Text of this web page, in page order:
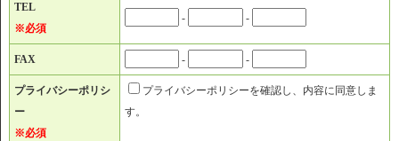
TEL
※必須
- -
FAX - -
プライバシーポリシ
ー
※必須
プライバシーポリシーを確認し、内容に同意しま
す。